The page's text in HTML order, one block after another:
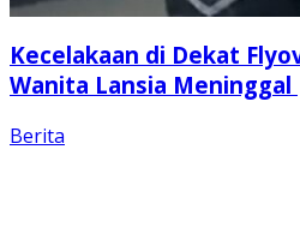
Kecelakaan di Dekat
Wanita Lansia Meninggal
Berita